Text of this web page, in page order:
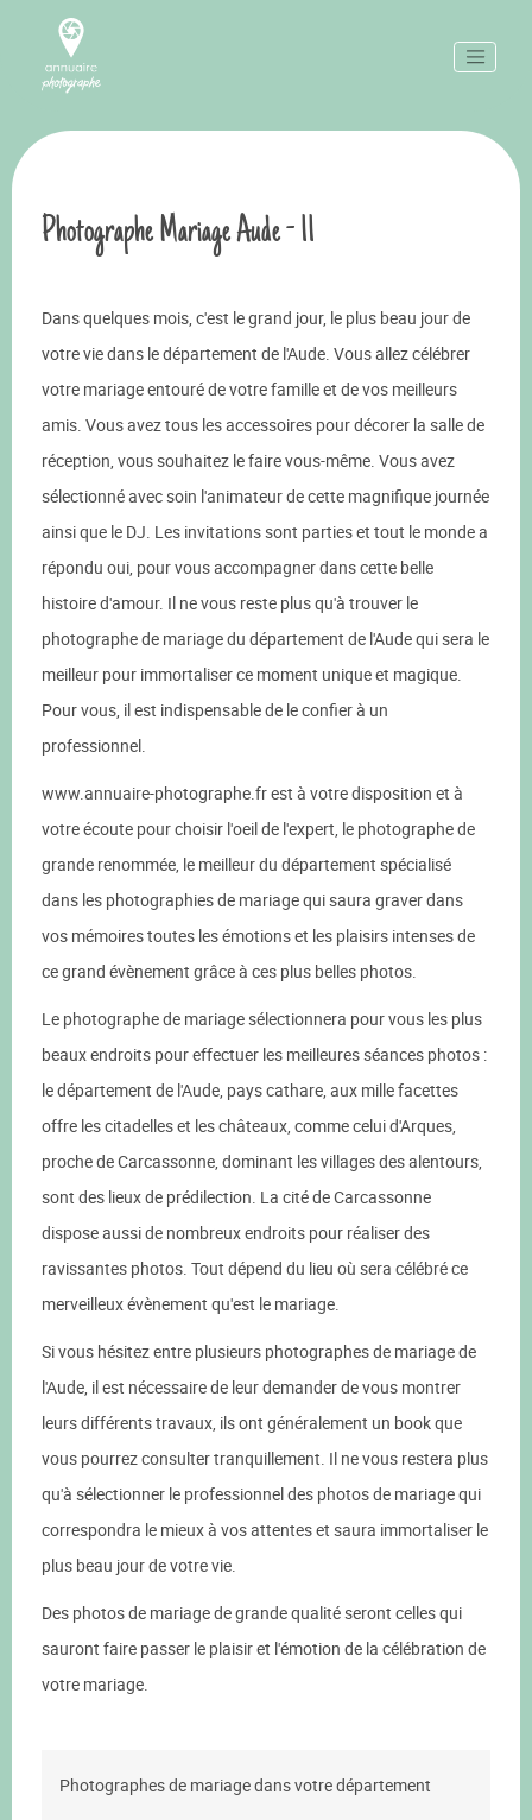
Photographe Mariage Aude - 11
Dans quelques mois, c'est le grand jour, le plus beau jour de
votre vie dans le département de l'Aude. Vous allez célébrer
votre mariage entouré de votre famille et de vos meilleurs
amis. Vous avez tous les accessoires pour décorer la salle de
réception, vous souhaitez le faire vous-même. Vous avez
sélectionné avec soin l'animateur de cette magnifique journée
ainsi que le DJ. Les invitations sont parties et tout le monde a
répondu oui, pour vous accompagner dans cette belle
histoire d'amour. Il ne vous reste plus qu'à trouver le
photographe de mariage du département de l'Aude qui sera le
meilleur pour immortaliser ce moment unique et magique.
Pour vous, il est indispensable de le confier à un
professionnel.
www.annuaire-photographe.fr est à votre disposition et à
votre écoute pour choisir l'oeil de l'expert, le photographe de
grande renommée, le meilleur du département spécialisé
dans les photographies de mariage qui saura graver dans
vos mémoires toutes les émotions et les plaisirs intenses de
ce grand évènement grâce à ces plus belles photos.
Le photographe de mariage sélectionnera pour vous les plus
beaux endroits pour effectuer les meilleures séances photos :
le département de l'Aude, pays cathare, aux mille facettes
offre les citadelles et les châteaux, comme celui d'Arques,
proche de Carcassonne, dominant les villages des alentours,
sont des lieux de prédilection. La cité de Carcassonne
dispose aussi de nombreux endroits pour réaliser des
ravissantes photos. Tout dépend du lieu où sera célébré ce
merveilleux évènement qu'est le mariage.
Si vous hésitez entre plusieurs photographes de mariage de
l'Aude, il est nécessaire de leur demander de vous montrer
leurs différents travaux, ils ont généralement un book que
vous pourrez consulter tranquillement. Il ne vous restera plus
qu'à sélectionner le professionnel des photos de mariage qui
correspondra le mieux à vos attentes et saura immortaliser le
plus beau jour de votre vie.
Des photos de mariage de grande qualité seront celles qui
sauront faire passer le plaisir et l'émotion de la célébration de
votre mariage.
Photographes de mariage dans votre département